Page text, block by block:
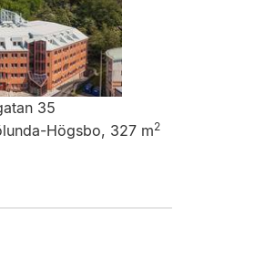
35
Högsbo, 327 m2